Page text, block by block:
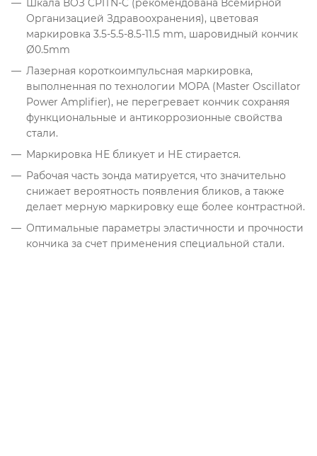
Шкала ВОЗ CPITN-C (рекомендована Всемирной
Организацией Здравоохранения), цветовая
маркировка 3.5-5.5-8.5-11.5 mm, шаровидный кончик
Ø0.5mm
Лазерная короткоимпульсная маркировка,
выполненная по технологии MOPA (Master Oscillator
Power Amplifier), не перегревает кончик сохраняя
функциональные и антикоррозионные свойства
стали.
Маркировка НЕ бликует и НЕ стирается.
Рабочая часть зонда матируется, что значительно
снижает вероятность появления бликов, а также
делает мерную маркировку еще более контрастной.
Оптимальные параметры эластичности и прочности
кончика за счет применения специальной стали.